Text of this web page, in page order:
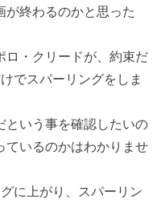
が終わるのかと思った
ロ・クリードが、約束だ
でスパーリングをしま
という事を確認したいの
ているのかはわかりませ
に上がり、スパーリン